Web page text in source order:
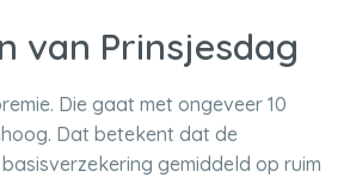
van Prinsjesdag
Die gaat met ongeveer 10
Dat betekent dat de
gemiddeld op ruim